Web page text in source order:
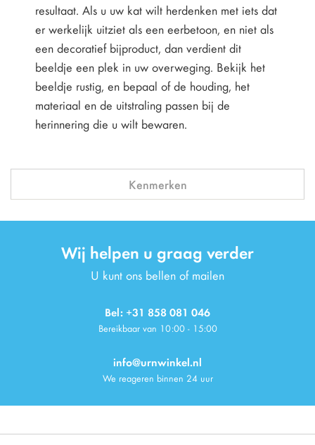
resultaat. Als u uw kat wilt herdenken met iets dat
er werkelijk uitziet als een eerbetoon, en niet als
een decoratief bijproduct, dan verdient dit
beeldje een plek in uw overweging. Bekijk het
beeldje rustig, en bepaal of de houding, het
materiaal en de uitstraling passen bij de
herinnering die u wilt bewaren.
Kenmerken
Wij helpen u graag verder
U kunt ons bellen of mailen
Bel: +31 858 081 046
Bereikbaar van 10:00 - 15:00
info@urnwinkel.nl
We reageren binnen 24 uur